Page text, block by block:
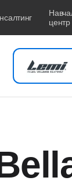
центр